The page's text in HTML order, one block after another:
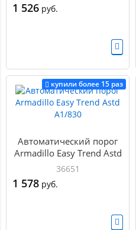
1 526 руб.
купили более 15 раз
Автоматический порог
Armadillo Easy Trend Astd
A1/830
36651
1 578 руб.